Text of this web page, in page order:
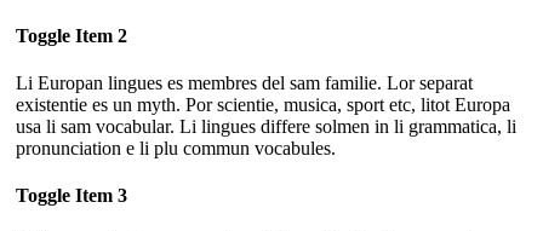
Toggle Item 2
Li Europan lingues es membres del sam familie. Lor separat
existentie es un myth. Por scientie, musica, sport etc, litot Europa
usa li sam vocabular. Li lingues differe solmen in li grammatica, li
pronunciation e li plu commun vocabules.
Toggle Item 3